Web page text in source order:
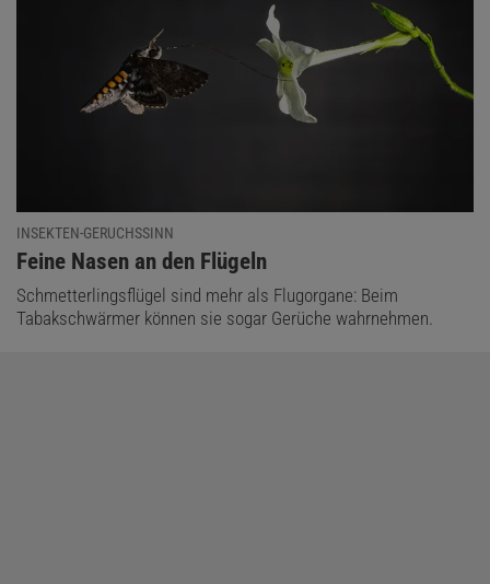
INSEKTEN-GERUCHSSINN
:
Feine Nasen an den Flügeln
Schmetterlingsflügel sind mehr als Flugorgane: Beim
Tabakschwärmer können sie sogar Gerüche wahrnehmen.